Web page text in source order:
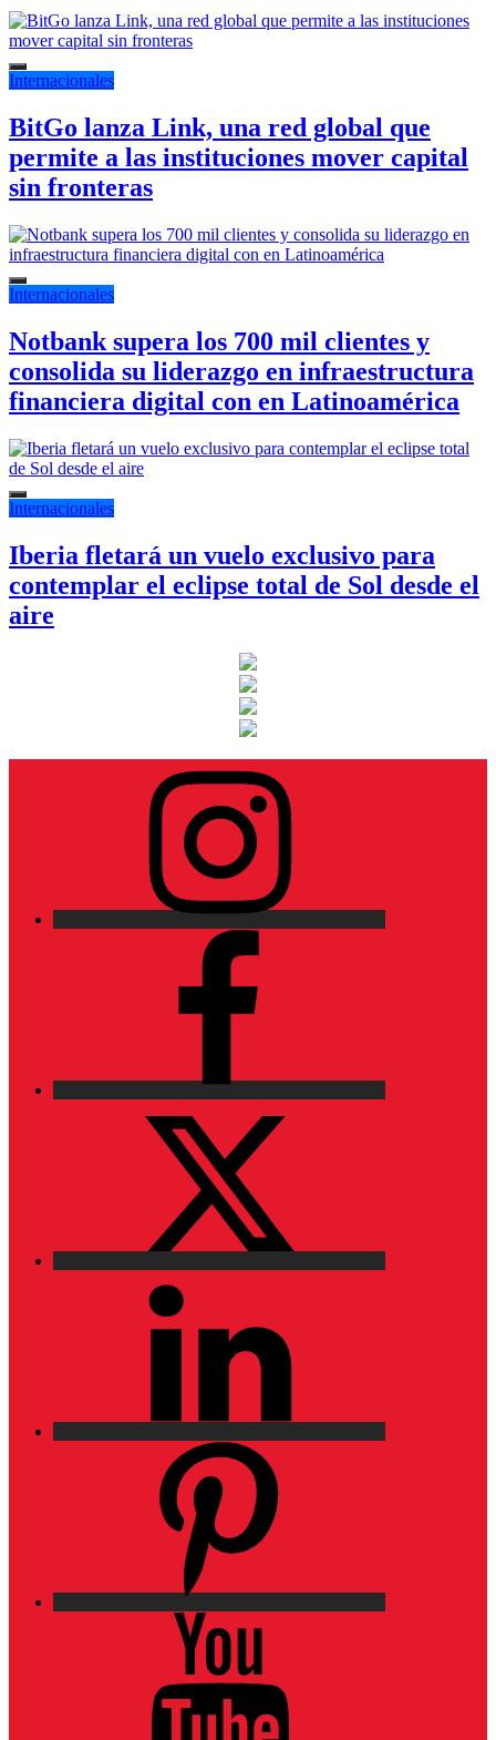
Internacionales
BitGo lanza Link, una red global que
permite a las instituciones mover capital
sin fronteras
Internacionales
Notbank supera los 700 mil clientes y
consolida su liderazgo en infraestructura
financiera digital con en Latinoamérica
Internacionales
Iberia fletará un vuelo exclusivo para
contemplar el eclipse total de Sol desde el
aire